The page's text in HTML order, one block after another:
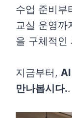
수업 준비부
교실 운영
을 구체적인
지금부터, AI
만나봅시다..